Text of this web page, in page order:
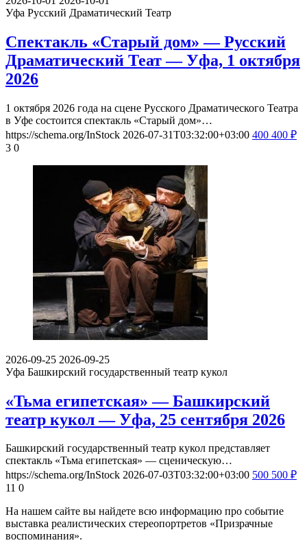
Уфа Русский Драматический Театр
Спектакль «Старый дом» — Русский
Драматический Теат — Уфа, 1 октября
2026
1 октября 2026 года на сцене Русского Драматического Театра
в Уфе состоится спектакль «Старый дом»…
https://schema.org/InStock 2026-07-31T03:32:00+03:00 400 400 ₽
3 0
2026-09-25 2026-09-25
Уфа Башкирский государственный театр кукол
«Тьма египетская» — Башкирский
театр кукол — Уфа, 25 сентября 2026
Башкирский государственный театр кукол представляет
спектакль «Тьма египетская» — сценическую…
https://schema.org/InStock 2026-07-03T03:32:00+03:00 500 500 ₽
11 0
На нашем сайте вы найдете всю информацию про событие
выставка реалистических стереопортретов «Призрачные
воспоминания».